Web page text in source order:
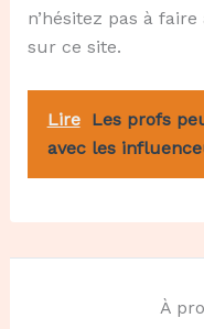
n’hésitez pas à
sur ce site.
Lire Les profs
avec les
À